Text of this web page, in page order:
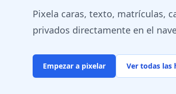
Pixela caras, texto, matrículas,
privados directamente en el
Empezar a pixelar Ver todas las